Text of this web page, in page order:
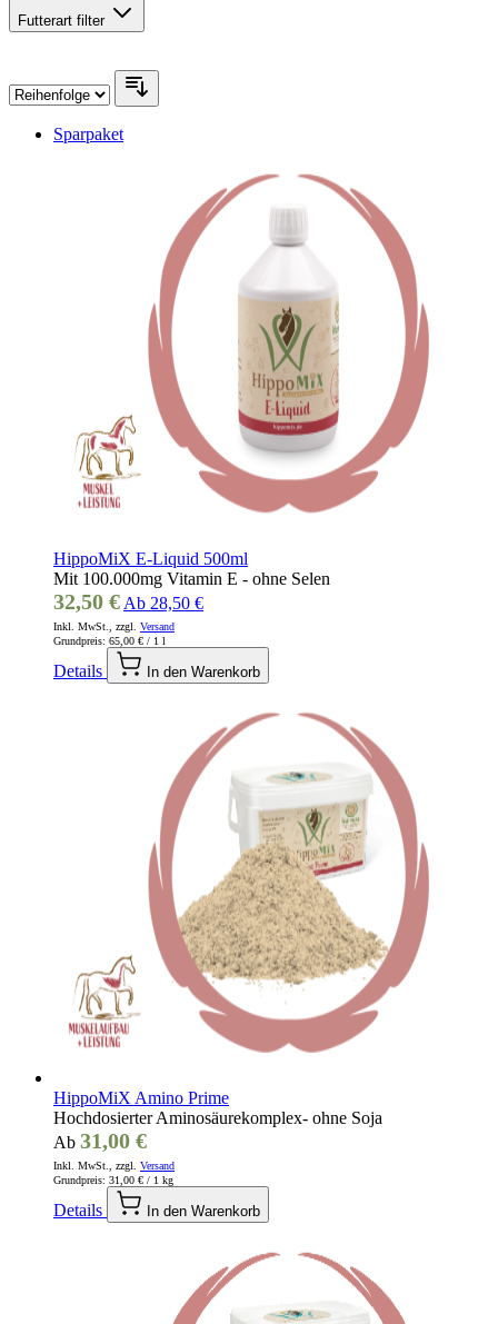
Futterart filter
Sparpaket
HippoMiX E-Liquid 500ml
Mit 100.000mg Vitamin E - ohne Selen
32,50 € Ab 28,50 €
Inkl. MwSt., zzgl. Versand
Grundpreis: 65,00 € / 1 l
Details In den Warenkorb
HippoMiX Amino Prime
Hochdosierter Aminosäurekomplex- ohne Soja
Ab 31,00 €
Inkl. MwSt., zzgl. Versand
Grundpreis: 31,00 € / 1 kg
Details In den Warenkorb